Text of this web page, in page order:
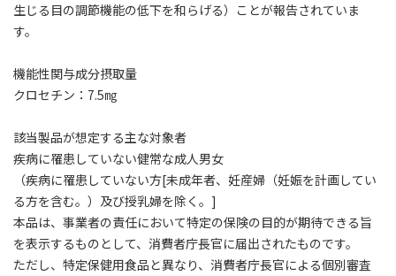
生じる目の調節機能の低下を和らげる）ことが報告されていま
す。
機能性関与成分摂取量
クロセチン：7.5㎎
該当製品が想定する主な対象者
疾病に罹患していない健常な成人男女
（疾病に罹患していない方[未成年者、妊産婦（妊娠を計画してい
る方を含む。）及び授乳婦を除く。]
本品は、事業者の責任において特定の保険の目的が期待できる旨
を表示するものとして、消費者庁長官に届出されたものです。
ただし、特定保健用食品と異なり、消費者庁長官による個別審査